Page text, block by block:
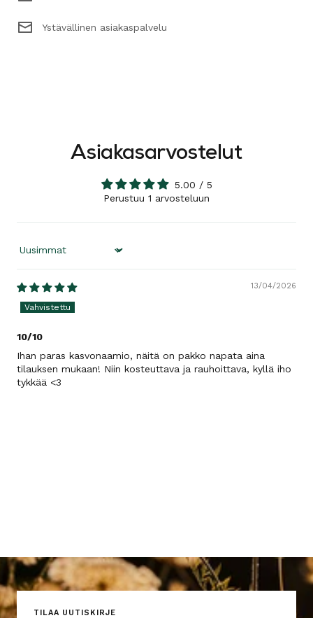
Ystävällinen asiakaspalvelu
Asiakasarvostelut
5.00 / 5
Perustuu 1 arvosteluun
Sort by
13/04/2026
10/10
Ihan paras kasvonaamio, näitä on pakko napata aina
tilauksen mukaan! Niin kosteuttava ja rauhoittava, kyllä iho
tykkää <3
TILAA UUTISKIRJE